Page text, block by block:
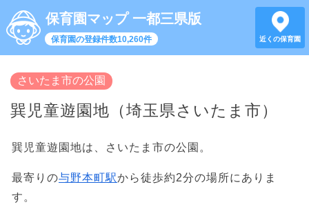
保育園マップ 一都三県版
保育園の登録件数10,260件 近くの保育園
さいたま市の公園
巽児童遊園地（埼玉県さいたま市）
巽児童遊園地は、さいたま市の公園。
最寄りの与野本町駅から徒歩約2分の場所にありま
す。